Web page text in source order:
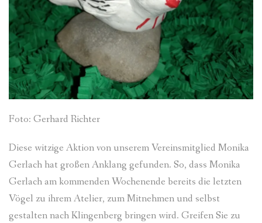
Foto: Gerhard Richter
Diese witzige Aktion von unserem Vereinsmitglied Monika
Gerlach hat großen Anklang gefunden. So, dass Monika
Gerlach am kommenden Wochenende bereits die letzten
Vögel zu ihrem Atelier, zum Mitnehmen und selbst
gestalten nach Klingenberg bringen wird. Greifen Sie zu